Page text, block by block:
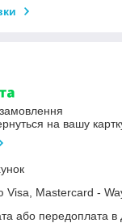
на вашу
Visa, Mastercard -
або передоплата в